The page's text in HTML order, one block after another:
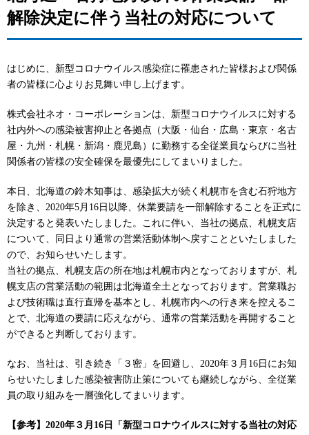
解除決定に伴う当社の対応について
はじめに、新型コロナウイルス感染症に罹患された皆様および関係
者の皆様に心よりお見舞い申し上げます。
株式会社ネオ・コーポレーションは、新型コロナウイルスに対する
社内外への感染被害抑止と各拠点（大阪・仙台・広島・東京・名古
屋・九州・札幌・新潟・鹿児島）に勤務する全従業員ならびに当社
関係者の皆様の安全確保を最優先にしてまいりました。
本日、北海道の鈴木知事は、感染拡大が続く札幌市を含む石狩地方
を除き、2020年5月16日以降、休業要請を一部解除することを正式に
決定すると発表いたしました。これに伴い、当社の拠点、札幌支店
について、同日より通常の営業活動体制へ戻すことといたしました
ので、お知らせいたします。
当社の拠点、札幌支店の所在地は札幌市内となっておりますが、札
幌支店の営業活動の範囲は北海道全土となっております。営業職お
よび技術職は直行直帰を基本とし、札幌市内への行き来を控えるこ
とで、北海道の要請に応えながら、通常の営業活動を再開すること
ができると判断しております。
なお、当社は、引き続き「３密」を回避し、2020年３月16日にお知
らせいたしました感染被害防止策についても継続しながら、全従業
員の取り組みを一層強化してまいります。
【参考】2020年３月16日「新型コロナウイルスに対する当社の対応